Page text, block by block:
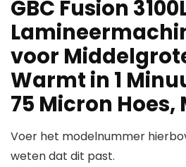
GBC Fusion
voor
Warmt in 1
75 Micron Hoes,
Voer het modelnummer
weten dat dit past.